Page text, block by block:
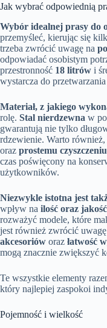
Jak wybrać odpowiednią
Wybór idealnej prasy do
przemyśleć, kierując się
trzeba zwrócić uwagę na
odpowiadać osobistym
przestronność 18 litrów i
wystarcza do
Materiał, z jakiego
rolę. Stal nierdzewna w
gwarantują nie tylko
rdzewienie. Warto również,
oraz prostemu czyszczeniu
czas poświęcony na
użytkowników.
Niezwykle istotna jest
wpływ na ilość oraz jakość
rozważyć modele, które
jest również zwrócić uwagę
akcesoriów oraz łatwość
mogą znacznie zwiększyć
Te wszystkie elementy
który najlepiej zaspokoi
Pojemność i wielkość